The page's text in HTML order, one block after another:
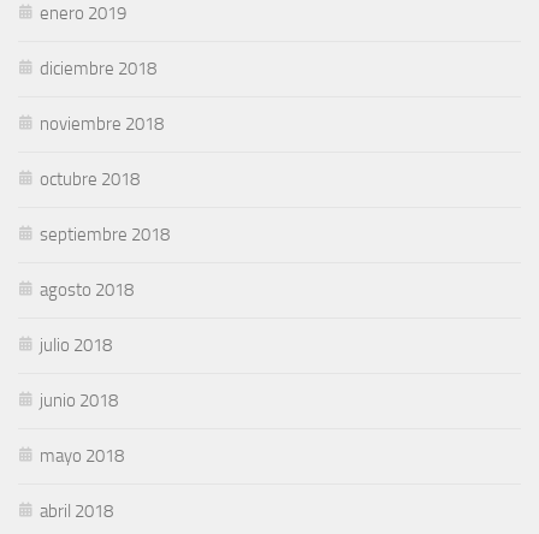
enero 2019
diciembre 2018
noviembre 2018
octubre 2018
septiembre 2018
agosto 2018
julio 2018
junio 2018
mayo 2018
abril 2018